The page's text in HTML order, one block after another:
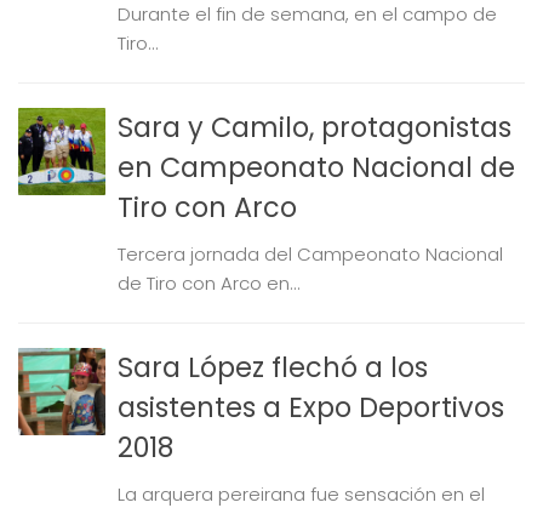
Durante el fin de semana, en el campo de
Tiro...
Sara y Camilo, protagonistas
en Campeonato Nacional de
Tiro con Arco
Tercera jornada del Campeonato Nacional
de Tiro con Arco en...
Sara López flechó a los
asistentes a Expo Deportivos
2018
La arquera pereirana fue sensación en el